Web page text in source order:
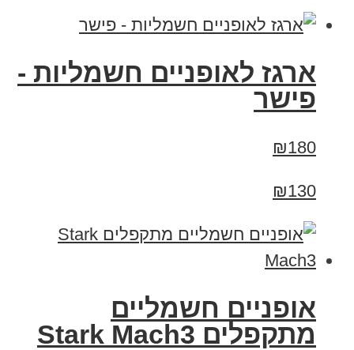
ארגז לאופניים חשמליות -
פישר
₪180
₪130
‏אופניים חשמליים
‏מתקפלים Stark Mach3